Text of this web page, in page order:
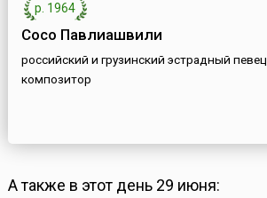
р. 1964
Сосо Павлиашвили
российский и грузинский эстрадный певец,
композитор
А также в этот день 29 июня: